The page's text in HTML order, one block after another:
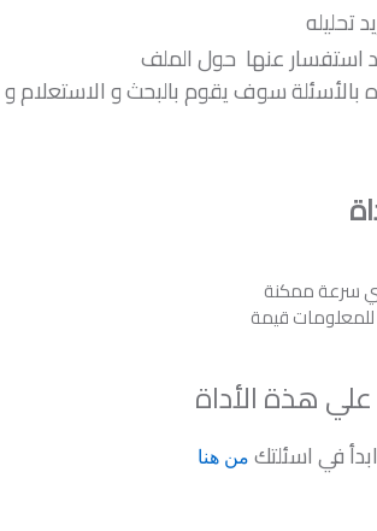
تحليله
استفسار عنها حول الملف
بالأسئلة سوف يقوم بالبحث و الاستعلام
سرعة ممكنة
للمعلومات قيمة
هذة الأداة
في اسئلتك من هنا